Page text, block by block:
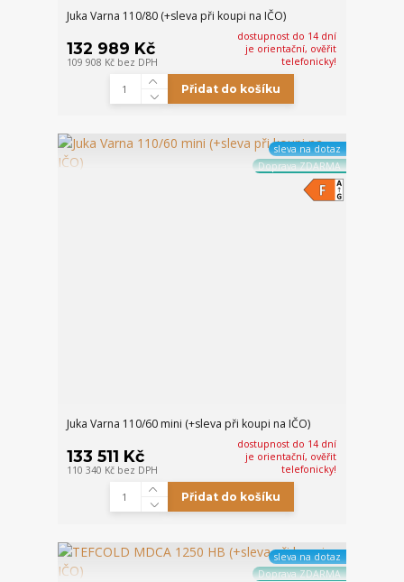
Juka Varna 110/80 (+sleva při koupi na IČO)
132 989 Kč
109 908 Kč bez DPH
dostupnost do 14 dní
je orientační, ověřit
telefonicky!
Přidat do košíku
sleva na dotaz
Doprava ZDARMA
Juka Varna 110/60 mini (+sleva při koupi na IČO)
133 511 Kč
110 340 Kč bez DPH
dostupnost do 14 dní
je orientační, ověřit
telefonicky!
Přidat do košíku
sleva na dotaz
Doprava ZDARMA